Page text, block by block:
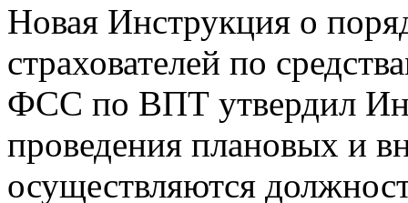
Новая Инструкция о
страхователей по
ФСС по ВПТ утвердил
проведения плановых и
осуществляются